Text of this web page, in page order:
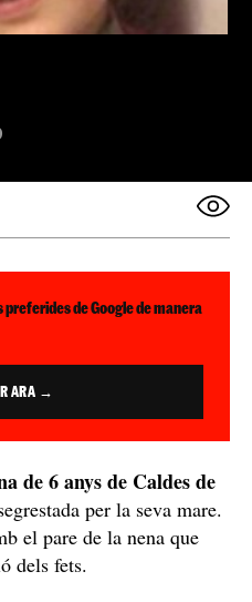
de Google de manera
ARA →
de 6 anys de Caldes de
per la seva mare.
el pare de la nena que
dels fets.